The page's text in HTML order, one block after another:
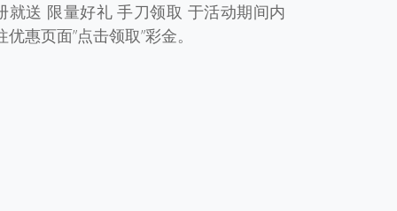
就送 限量好礼 手刀领取 于活动期间内
优惠页面”点击领取”彩金。